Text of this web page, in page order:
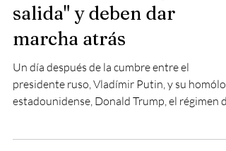
están en un "callejón sin
salida" y deben dar
marcha atrás
Un día después de la cumbre entre el
presidente ruso, Vladímir Putin, y su
Kiev lanzó un ataque con drones que dejó al